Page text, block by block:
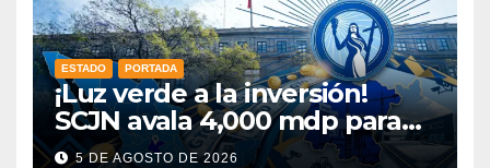
ESTADO PORTADA
¡Luz verde a la inversión!
SCJN avala 4,000 mdp para
Guanajuato: ¿en qué se usará
5 DE AGOSTO DE 2026